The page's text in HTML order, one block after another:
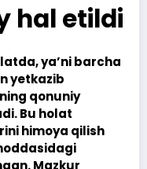
hal etildi
ya’ni barcha
yetkazib
qonuniy
Bu holat
himoya qilish
Mazkur